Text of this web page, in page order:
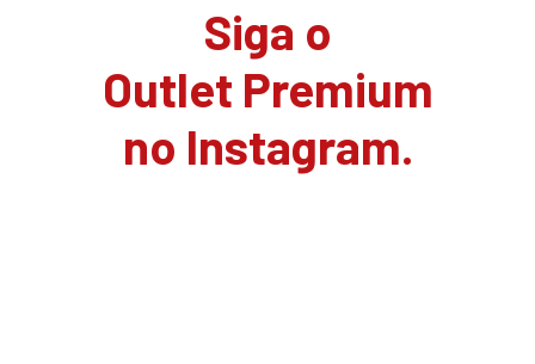
Siga o
Outlet Premium
no Instagram.